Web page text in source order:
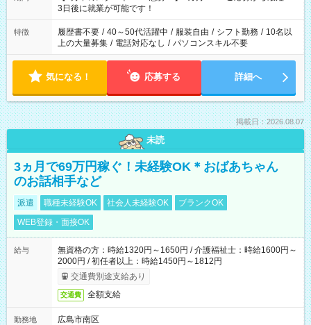
ね。 ※Wワーク希望の方へ 今ご覧のお仕事で希望する勤務時間
と、もう1つのお仕事の勤務時間。 合計で週40時間を超える場
合は応募できません。
3日後に就業が可能です！
特徴 履歴書不要 / 40～50代活躍中 / 服装自由 / シフト勤務 / 10名以
上の大量募集 / 電話対応なし / パソコンスキル不要
気になる！ 応募する 詳細へ
掲載日：2026.08.07
未読
3ヵ月で69万円稼ぐ！未経験OK＊おばあちゃん
のお話相手など
派遣 職種未経験OK 社会人未経験OK
ブランクOK
WEB登録・面接OK
給与
無資格の方：時給1320円～1650円 / 介護福祉士：時給1600円～
2000円 / 初任者以上：時給1450円～1812円
交通費別途支給あり
交通費 全額支給
勤務地
広島市南区